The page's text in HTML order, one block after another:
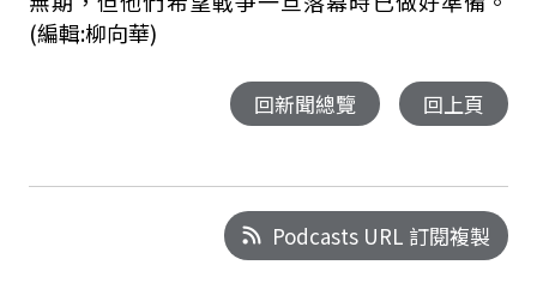
(編輯:柳向華)
回新聞總覽 回上頁
Podcasts URL 訂閱複製